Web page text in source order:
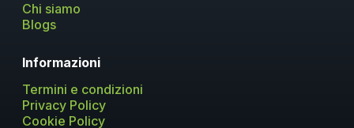
Chi siamo
Blogs
Informazioni
Termini e condizioni
Privacy Policy
Cookie Policy